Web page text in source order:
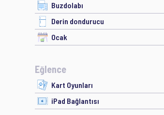
Buzdolabı
Derin dondurucu
Ocak
Eğlence
Kart Oyunları
iPad Bağlantısı